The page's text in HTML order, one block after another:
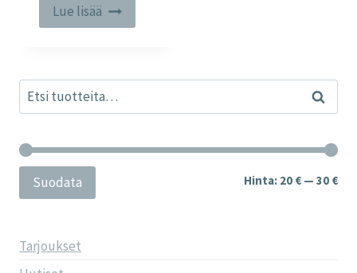
Lue lisää
Etsi: Haku
Suodata Hinta: 20 € — 30 €
Tarjoukset